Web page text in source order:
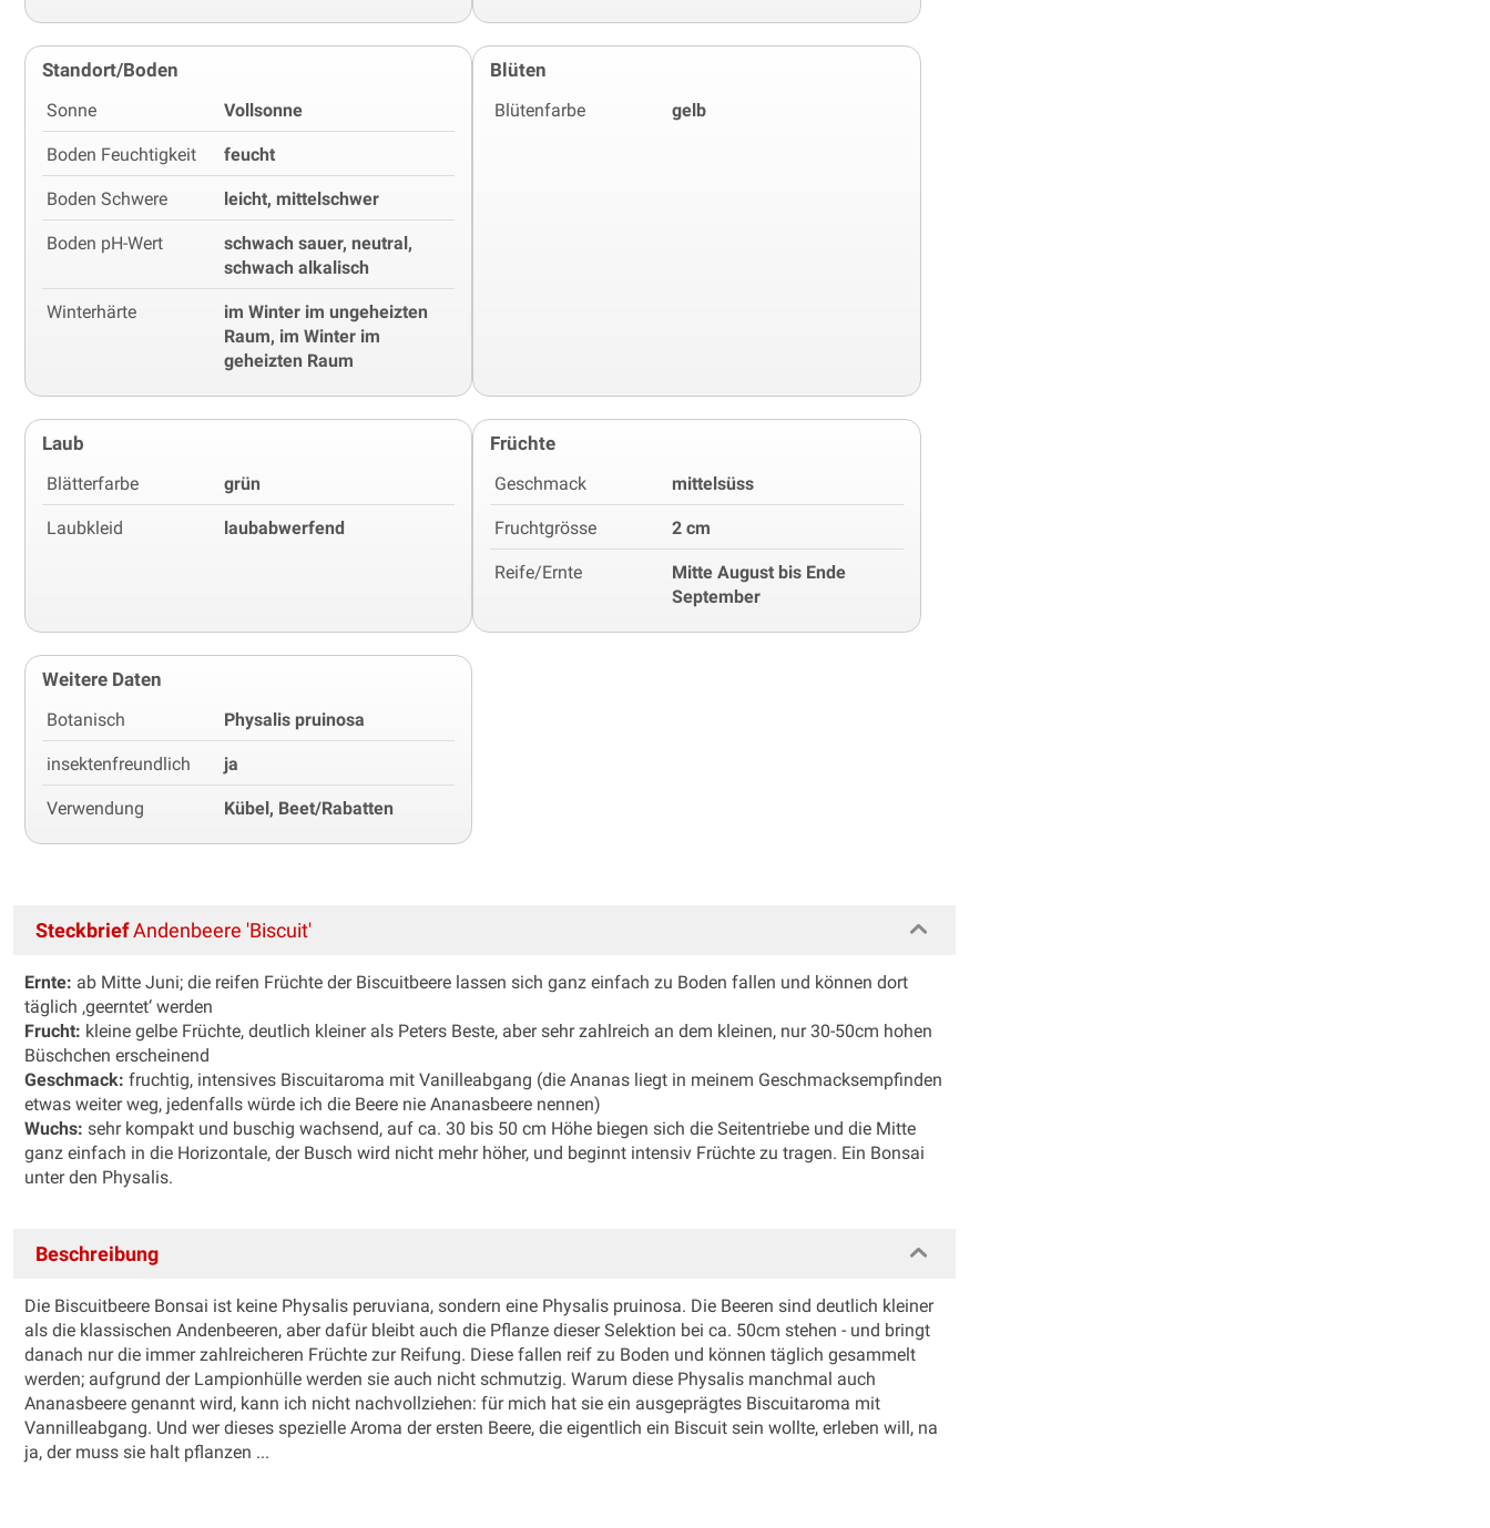
Standort/Boden
Sonne Vollsonne
Boden Feuchtigkeit feucht
Boden Schwere leicht, mittelschwer
Boden pH-Wert
schwach sauer, neutral,
schwach alkalisch
Winterhärte
im Winter im ungeheizten
Raum, im Winter im
geheizten Raum
Blüten
Blütenfarbe gelb
Laub
Blätterfarbe grün
Laubkleid laubabwerfend
Früchte
Geschmack mittelsüss
Fruchtgrösse 2 cm
Reife/Ernte
Mitte August bis Ende
September
Weitere Daten
Botanisch Physalis pruinosa
insektenfreundlich ja
Verwendung Kübel, Beet/Rabatten
SteckbriefAndenbeere 'Biscuit'
Ernte: ab Mitte Juni; die reifen Früchte der Biscuitbeere lassen sich ganz einfach zu Boden fallen und können dort
täglich ‚geerntet‘ werden
Frucht: kleine gelbe Früchte, deutlich kleiner als Peters Beste, aber sehr zahlreich an dem kleinen, nur 30-50cm hohen
Büschchen erscheinend
Geschmack: fruchtig, intensives Biscuitaroma mit Vanilleabgang (die Ananas liegt in meinem Geschmacksempfinden
etwas weiter weg, jedenfalls würde ich die Beere nie Ananasbeere nennen)
Wuchs: sehr kompakt und buschig wachsend, auf ca. 30 bis 50 cm Höhe biegen sich die Seitentriebe und die Mitte
ganz einfach in die Horizontale, der Busch wird nicht mehr höher, und beginnt intensiv Früchte zu tragen. Ein Bonsai
unter den Physalis.
Beschreibung
Die Biscuitbeere Bonsai ist keine Physalis peruviana, sondern eine Physalis pruinosa. Die Beeren sind deutlich kleiner
als die klassischen Andenbeeren, aber dafür bleibt auch die Pflanze dieser Selektion bei ca. 50cm stehen - und bringt
danach nur die immer zahlreicheren Früchte zur Reifung. Diese fallen reif zu Boden und können täglich gesammelt
werden; aufgrund der Lampionhülle werden sie auch nicht schmutzig. Warum diese Physalis manchmal auch
Ananasbeere genannt wird, kann ich nicht nachvollziehen: für mich hat sie ein ausgeprägtes Biscuitaroma mit
Vannilleabgang. Und wer dieses spezielle Aroma der ersten Beere, die eigentlich ein Biscuit sein wollte, erleben will, na
ja, der muss sie halt pflanzen ...